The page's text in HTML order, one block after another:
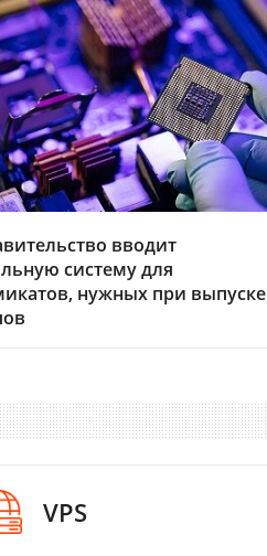
вводит
систему для
нужных при выпуске
VPS